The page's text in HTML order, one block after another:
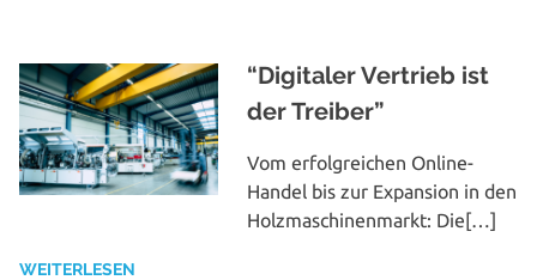
“Digitaler Vertrieb ist
der Treiber”
Vom erfolg­rei­chen Online-
Handel bis zur Expansion in den
Holz­ma­schi­nen­markt: Die[…]
WEITERLESEN